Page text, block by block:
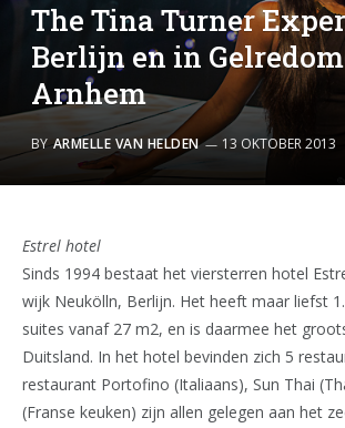
The Tina Turner
Berlijn en in
Arnhem
BY ARMELLE VAN HELDEN 13 OKTOBER 2013
Estrel hotel
Sinds 1994 bestaat het viersterren hotel
wijk Neukölln, Berlijn. Het heeft maar liefst
suites vanaf 27 m2, en is daarmee het
Duitsland. In het hotel bevinden zich 5
restaurant Portofino (Italiaans), Sun Thai
(Franse keuken) zijn allen gelegen aan het